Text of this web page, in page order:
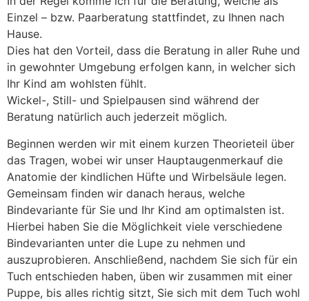
Einzel – bzw. Paarberatung stattfindet, zu Ihnen nach
Hause.
Dies hat den Vorteil, dass die Beratung in aller Ruhe und
in gewohnter Umgebung erfolgen kann, in welcher sich
Ihr Kind am wohlsten fühlt.
Wickel-, Still- und Spielpausen sind während der
Beratung natürlich auch jederzeit möglich.
Beginnen werden wir mit einem kurzen Theorieteil über
das Tragen, wobei wir unser Hauptaugenmerkauf die
Anatomie der kindlichen Hüfte und Wirbelsäule legen.
Gemeinsam finden wir danach heraus, welche
Bindevariante für Sie und Ihr Kind am optimalsten ist.
Hierbei haben Sie die Möglichkeit viele verschiedene
Bindevarianten unter die Lupe zu nehmen und
auszuprobieren. Anschließend, nachdem Sie sich für ein
Tuch entschieden haben, üben wir zusammen mit einer
Puppe, bis alles richtig sitzt, Sie sich mit dem Tuch wohl